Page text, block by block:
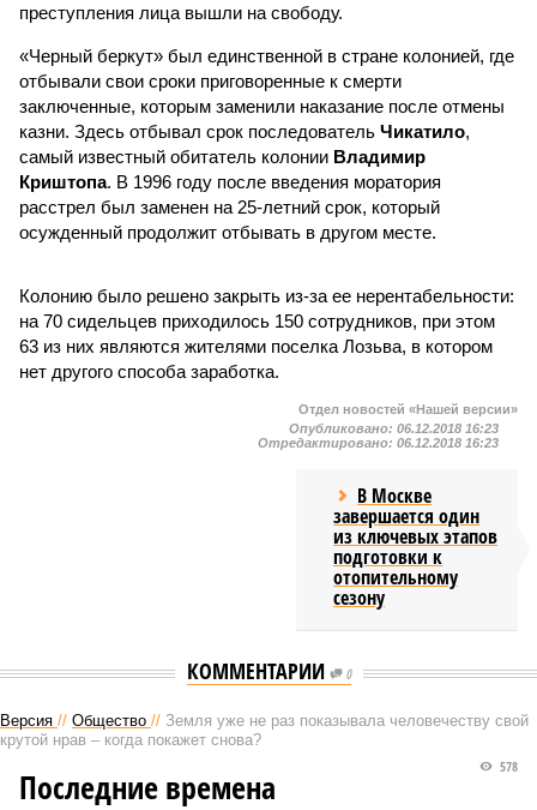
преступления лица вышли на свободу.
«Черный беркут» был единственной в стране колонией, где
отбывали свои сроки приговоренные к смерти
заключенные, которым заменили наказание после отмены
казни. Здесь отбывал срок последователь Чикатило,
самый известный обитатель колонии Владимир
Криштопа. В 1996 году после введения моратория
расстрел был заменен на 25-летний срок, который
осужденный продолжит отбывать в другом месте.
Колонию было решено закрыть из-за ее нерентабельности:
на 70 сидельцев приходилось 150 сотрудников, при этом
63 из них являются жителями поселка Лозьва, в котором
нет другого способа заработка.
Отдел новостей «Нашей версии»
Опубликовано: 06.12.2018 16:23
Отредактировано: 06.12.2018 16:23
В Москве
завершается один
из ключевых этапов
подготовки к
отопительному
сезону
КОММЕНТАРИИ 0
Версия // Общество // Земля уже не раз показывала человечеству свой
крутой нрав – когда покажет снова?
578
Последние времена